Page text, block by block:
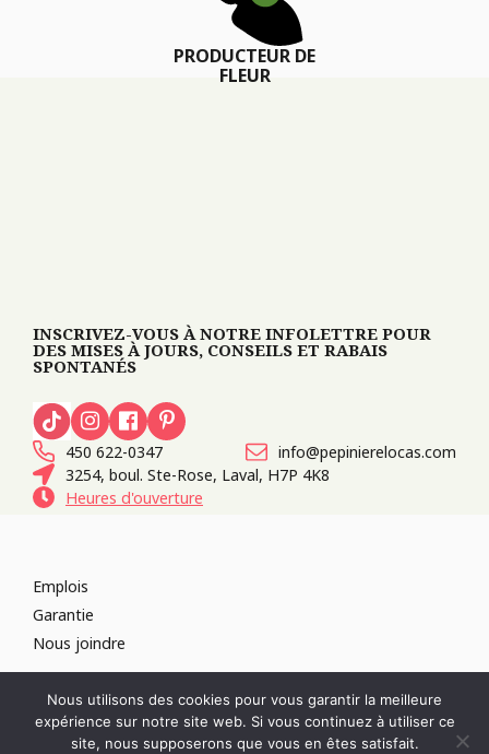
PRODUCTEUR DE
FLEUR
INSCRIVEZ-VOUS À NOTRE INFOLETTRE POUR
DES MISES À JOURS, CONSEILS ET RABAIS
SPONTANÉS
450 622-0347
info@pepinierelocas.com
3254, boul. Ste-Rose, Laval, H7P 4K8
Heures d'ouverture
Emplois
Garantie
Nous joindre
SITES WEB :PAR DESIGN, AGENCE WEB
RÉVOQUER LE CONSENTEMENT
POLITIQUE DE CONFIDENTIALITÉ
Nous utilisons des cookies pour vous garantir la meilleure
expérience sur notre site web. Si vous continuez à utiliser ce
site, nous supposerons que vous en êtes satisfait.